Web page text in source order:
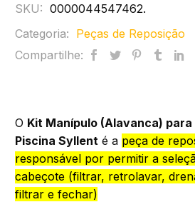
SKU: 0000044547462.
Categoria: Peças de Reposição
Compartilhe:
O Kit Manípulo (Alavanca)
Piscina Syllent é a peça de
responsável por permitir a
cabeçote (filtrar, retrolavar,
filtrar e fechar)